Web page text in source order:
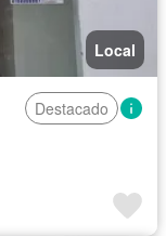
Local
Destacado